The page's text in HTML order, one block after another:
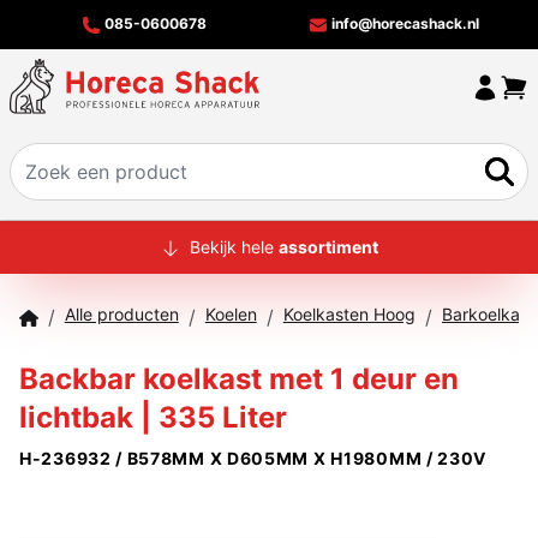
085-0600678 info@horecashack.nl
HOME
OVER ONS
MERKEN
OFFERTECHECKER
CONTACT
Bekijk hele assortiment
/ Alle producten / Koelen / Koelkasten Hoog /
Backbar koelkast met 1 deur en
lichtbak | 335 Liter
H-236932 / B578MM X D605MM X H1980MM / 230V